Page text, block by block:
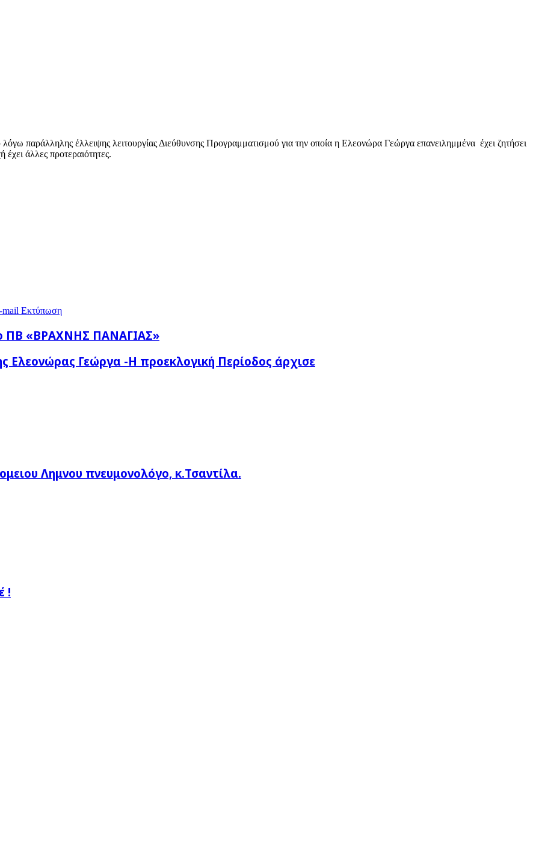
παράλληλης έλλειψης λειτουργίας Διεύθυνσης Προγραμματισμού για την οποία η Ελεονώρα Γεώργα επανειλημμένα έχει ζητήσει
άλλες προτεραιότητες.
mail Εκτύπωση
ΠΒ «ΒΡΑΧΝΗΣ ΠΑΝΑΓΙΑΣ»
Ελεονώρας Γεώργα -Η προεκλογική Περίοδος άρχισε
Λημνου πνευμονολόγο, κ.Τσαντίλα.
!